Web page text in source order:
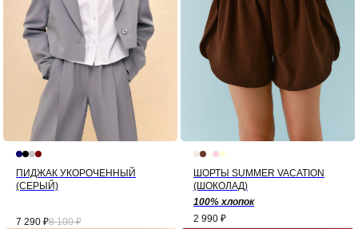
ПИДЖАК УКОРОЧЕННЫЙ
(СЕРЫЙ)
7 290 ₽8 100 ₽
ШОРТЫ SUMMER VACATION
(ШОКОЛАД)
100% хлопок
2 990 ₽